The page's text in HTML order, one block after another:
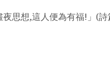
思想,這人便為有福!」(